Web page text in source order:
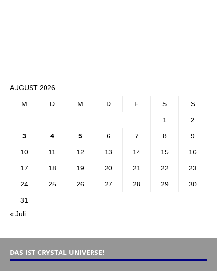
AUGUST 2026
M D M D F S S
1 2
3 4 5 6 7 8 9
10 11 12 13 14 15 16
17 18 19 20 21 22 23
24 25 26 27 28 29 30
31
« Juli
DAS IST CRYSTAL UNIVERSE!